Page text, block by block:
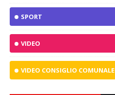
SPORT
VIDEO
VIDEO CONSIGLIO COMUNALE